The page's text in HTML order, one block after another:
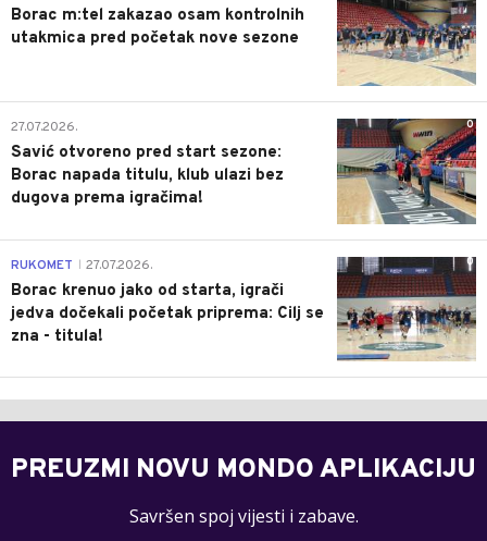
Borac m:tel zakazao osam kontrolnih
utakmica pred početak nove sezone
0
27.07.2026.
Savić otvoreno pred start sezone:
Borac napada titulu, klub ulazi bez
dugova prema igračima!
0
RUKOMET 27.07.2026.
Borac krenuo jako od starta, igrači
jedva dočekali početak priprema: Cilj se
zna - titula!
PREUZMI NOVU MONDO APLIKACIJU
Savršen spoj vijesti i zabave.